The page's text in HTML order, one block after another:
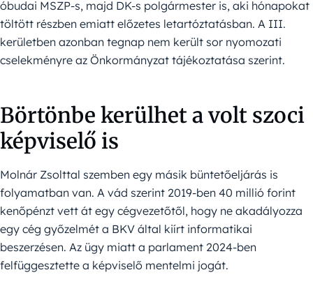
óbudai MSZP-s, majd DK-s polgármester is, aki hónapokat
töltött részben emiatt előzetes letartóztatásban. A III.
kerületben azonban tegnap nem került sor nyomozati
cselekményre az Önkormányzat tájékoztatása szerint.
Börtönbe kerülhet a volt szoci
képviselő is
Molnár Zsolttal szemben egy másik büntetőeljárás is
folyamatban van. A vád szerint 2019-ben 40 millió forint
kenőpénzt vett át egy cégvezetőtől, hogy ne akadályozza
egy cég győzelmét a BKV által kiírt informatikai
beszerzésen. Az ügy miatt a parlament 2024-ben
felfüggesztette a képviselő mentelmi jogát.